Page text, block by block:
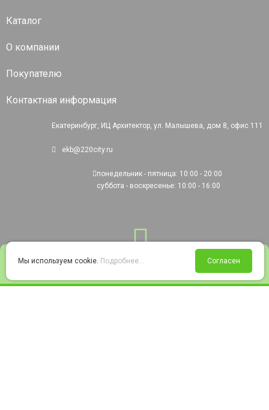
Войти Избранное Корзина
Каталог
О компании
Покупателю
Контактная информация
Екатеринбург, ИЦ Архитектор, ул. Малышева, дом 8, офис 111
ekb@220city.ru
понедельник - пятница: 10:00 - 20:00
суббота - воскресенье: 10:00 - 16:00
Мы используем cookie. Подробнее... Согласен